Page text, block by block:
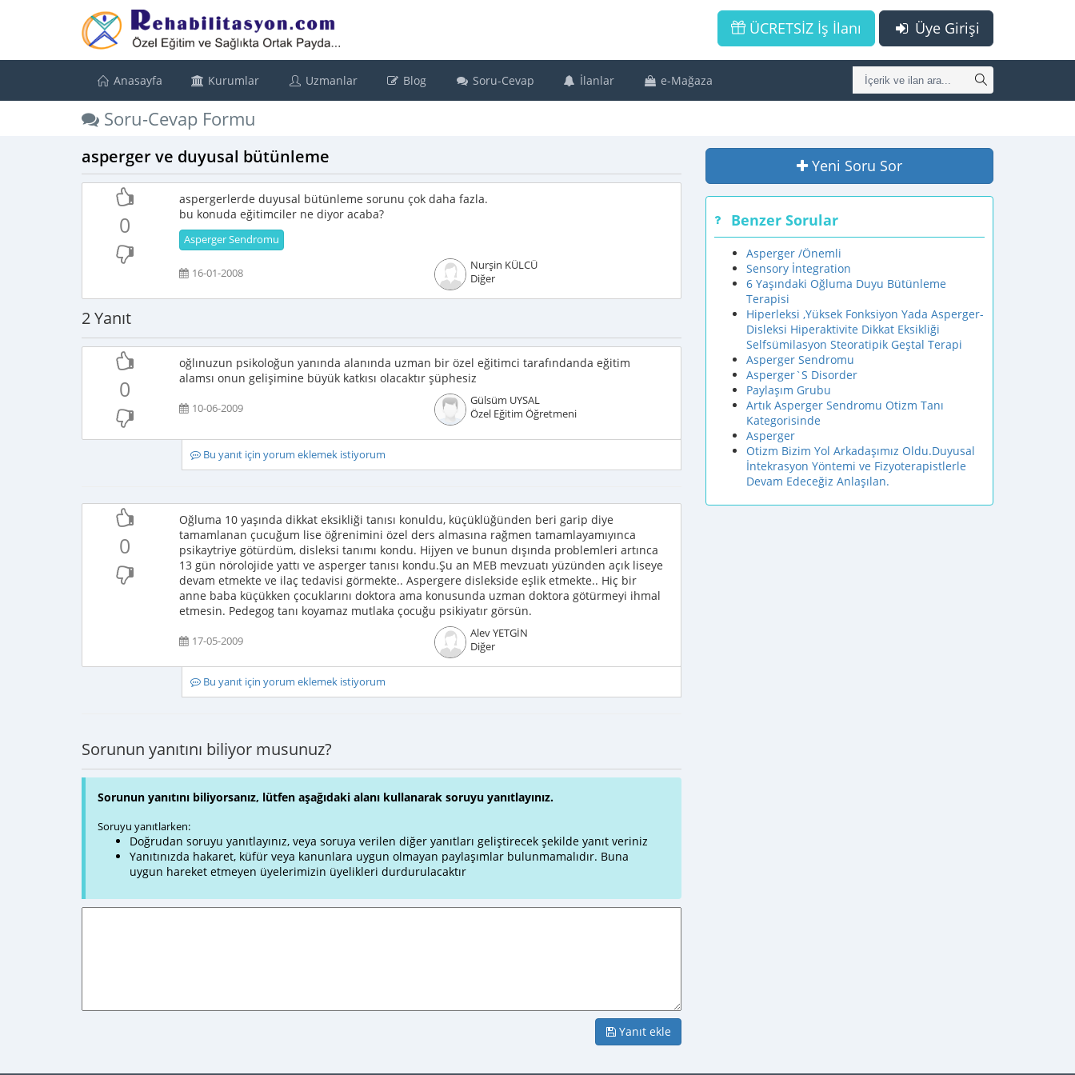
Üye Girişi
ÜCRETSİZ İş İlanı
Anasayfa Kurumlar Uzmanlar Blog Soru-Cevap İlanlar e-Mağaza
Soru-Cevap Formu
asperger ve duyusal bütünleme
0
aspergerlerde duyusal bütünleme sorunu çok daha fazla.
bu konuda eğitimciler ne diyor acaba?
Asperger Sendromu
16-01-2008
Nurşin KÜLCÜ
Diğer
2 Yanıt
0
oğlınuzun psikoloğun yanında alanında uzman bir özel eğitimci tarafındanda eğitim
alamsı onun gelişimine büyük katkısı olacaktır şüphesiz
10-06-2009
Gülsüm UYSAL
Özel Eğitim Öğretmeni
Bu yanıt için yorum eklemek istiyorum
0
Oğluma 10 yaşında dikkat eksikliği tanısı konuldu, küçüklüğünden beri garip diye
tamamlanan çucuğum lise öğrenimini özel ders almasına rağmen tamamlayamıyınca
psikaytriye götürdüm, disleksi tanımı kondu. Hijyen ve bunun dışında problemleri artınca
13 gün nörolojide yattı ve asperger tanısı kondu.Şu an MEB mevzuatı yüzünden açık liseye
devam etmekte ve ilaç tedavisi görmekte.. Aspergere dislekside eşlik etmekte.. Hiç bir
anne baba küçükken çocuklarını doktora ama konusunda uzman doktora götürmeyi ihmal
etmesin. Pedegog tanı koyamaz mutlaka çocuğu psikiyatır görsün.
17-05-2009
Alev YETGİN
Diğer
Bu yanıt için yorum eklemek istiyorum
Sorunun yanıtını biliyor musunuz?
Sorunun yanıtını biliyorsanız, lütfen aşağıdaki alanı kullanarak soruyu yanıtlayınız.
Soruyu yanıtlarken:
Doğrudan soruyu yanıtlayınız, veya soruya verilen diğer yanıtları geliştirecek şekilde yanıt veriniz
Yanıtınızda hakaret, küfür veya kanunlara uygun olmayan paylaşımlar bulunmamalıdır. Buna
uygun hareket etmeyen üyelerimizin üyelikleri durdurulacaktır
Yanıt ekle
Yeni Soru Sor
Benzer Sorular
Asperger /Önemli
Sensory İntegration
6 Yaşındaki Oğluma Duyu Bütünleme
Terapisi
Hiperleksi ,Yüksek Fonksiyon Yada Asperger-
Disleksi Hiperaktivite Dikkat Eksikliği
Selfsümilasyon Steoratipik Geştal Terapi
Asperger Sendromu
Asperger`S Disorder
Paylaşım Grubu
Artık Asperger Sendromu Otizm Tanı
Kategorisinde
Asperger
Otizm Bizim Yol Arkadaşımız Oldu.Duyusal
İntekrasyon Yöntemi ve Fizyoterapistlerle
Devam Edeceğiz Anlaşılan.